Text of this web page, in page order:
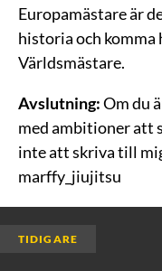
Europamästare är
historia och komma
Världsmästare.
Avslutning:Om du
med ambitioner att
inte att skriva till
marffy_jiujitsu
TIDIGARE